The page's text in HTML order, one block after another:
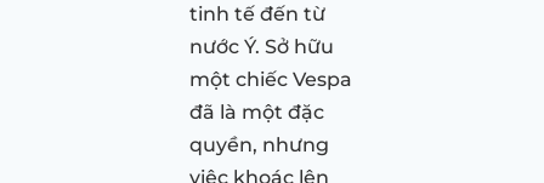
tinh tế đến từ
nước Ý. Sở hữu
một chiếc Vespa
đã là một đặc
quyền, nhưng
việc khoác lên